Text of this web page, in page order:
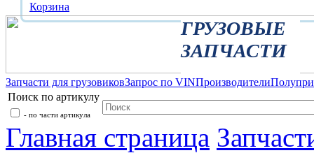
Корзина
ГРУЗОВЫЕ
ЗАПЧАСТИ
Запчасти для грузовиковЗапрос по VINПроизводители
Поиск по артикулу
- по части артикула
Главная страница